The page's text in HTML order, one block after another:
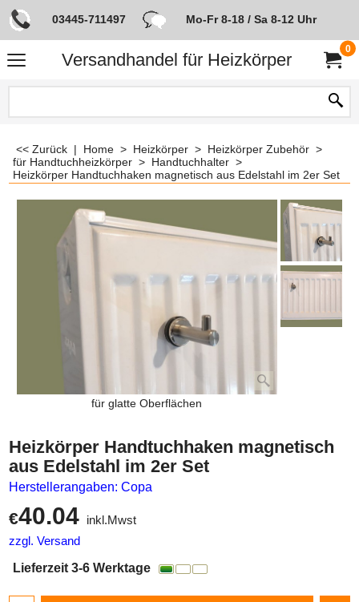
03445-711497 Mo-Fr 8-18 / Sa 8-12 Uhr
Versandhandel für Heizkörper
0
<< Zurück | Home > Heizkörper > Heizkörper Zubehör >
für Handtuchheizkörper > Handtuchhalter >
Heizkörper Handtuchhaken magnetisch aus Edelstahl im 2er Set
für glatte Oberflächen
Heizkörper Handtuchhaken magnetisch
aus Edelstahl im 2er Set
Herstellerangaben: Copa
€40.04
inkl.Mwst
zzgl. Versand
Lieferzeit 3-6 Werktage